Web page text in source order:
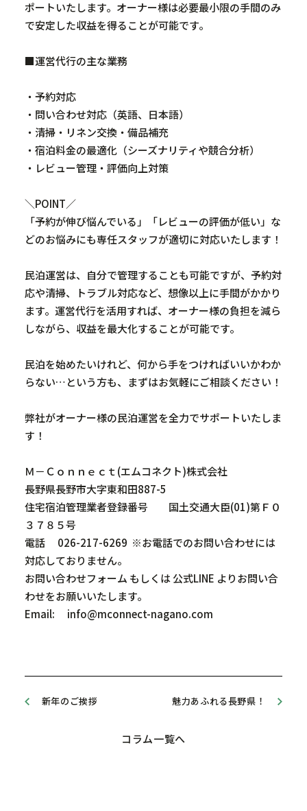
ポートいたします。オーナー様は必要最小限の手間のみ
で安定した収益を得ることが可能です。
■運営代行の主な業務
・予約対応
・問い合わせ対応（英語、日本語）
・清掃・リネン交換・備品補充
・宿泊料金の最適化（シーズナリティや競合分析）
・レビュー管理・評価向上対策
＼POINT／
「予約が伸び悩んでいる」「レビューの評価が低い」な
どのお悩みにも専任スタッフが適切に対応いたします！
民泊運営は、自分で管理することも可能ですが、予約対
応や清掃、トラブル対応など、想像以上に手間がかかり
ます。運営代行を活用すれば、オーナー様の負担を減ら
しながら、収益を最大化することが可能です。
民泊を始めたいけれど、何から手をつければいいかわか
らない…という方も、まずはお気軽にご相談ください！
弊社がオーナー様の民泊運営を全力でサポートいたしま
す！
Ｍ－Ｃｏｎｎｅｃｔ (エムコネクト)株式会社
長野県長野市大字東和田887-5
住宅宿泊管理業者登録番号 国土交通大臣(01)第Ｆ０
３７８５号
電話 026-217-6269 ※お電話でのお問い合わせには
対応しておりません。
お問い合わせフォーム もしくは公式LINE よりお問い合
わせをお願いいたします。
Email:
info@mconnect-nagano.com
新年のご挨拶 魅力あふれる長野県！
コラム一覧へ